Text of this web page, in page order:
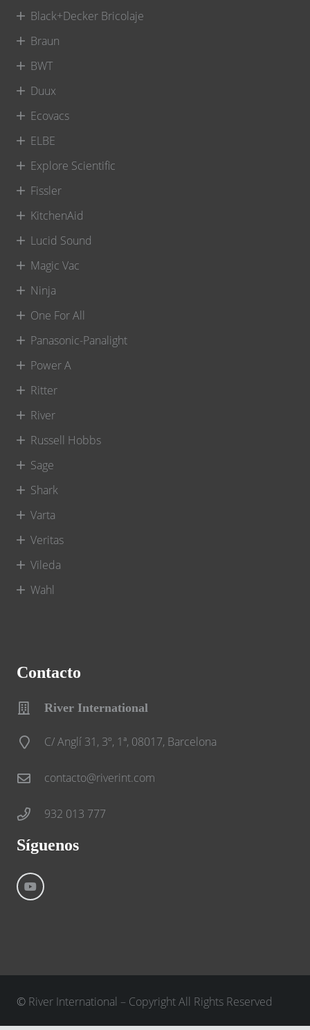
Black+Decker Bricolaje
Braun
BWT
Duux
Ecovacs
ELBE
Explore Scientific
Fissler
KitchenAid
Lucid Sound
Magic Vac
Ninja
One For All
Panasonic-Panalight
Power A
Ritter
River
Russell Hobbs
Sage
Shark
Varta
Veritas
Vileda
Wahl
Contacto
River International
C/ Anglí 31, 3º, 1ª, 08017, Barcelona
contacto@riverint.com
932 013 777
Síguenos
© River International – Copyright All Rights Reserved